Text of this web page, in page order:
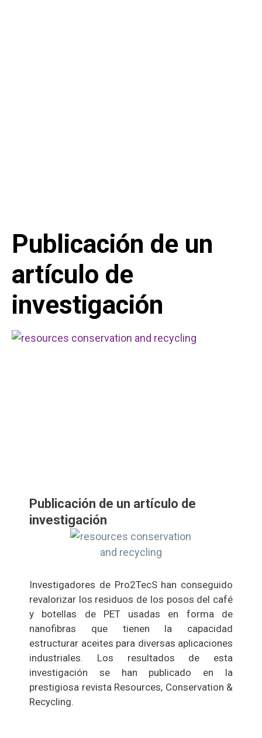
Publicación de un
artículo de
investigación
Publicación de un artículo de
investigación
Investigadores de Pro2TecS han conseguido
revalorizar los residuos de los posos del café
y botellas de PET usadas en forma de
nanofibras que tienen la capacidad
estructurar aceites para diversas aplicaciones
industriales. Los resultados de esta
investigación se han publicado en la
prestigiosa revista Resources, Conservation &
Recycling.